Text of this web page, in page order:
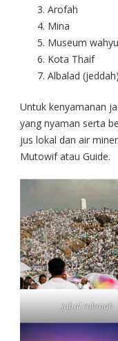
Arofah
Mina
Museum wahyu
Kota Thaif
Albalad (jeddah)
Untuk kenyamanan
yang nyaman serta
jus lokal dan air
Mutowif atau Guide.
jabal rahmah